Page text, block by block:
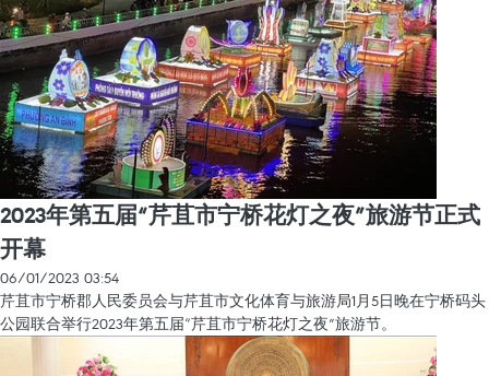
2023年第五届“芹苴市宁桥花灯之夜”旅游节正式
开幕
06/01/2023 03:54
芹苴市宁桥郡人民委员会与芹苴市文化体育与旅游局1月5日晚在宁桥码头
公园联合举行2023年第五届“芹苴市宁桥花灯之夜”旅游节。